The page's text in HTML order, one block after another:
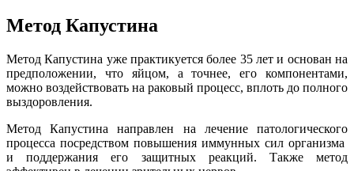
Метод Капустина
Метод Капустина уже практикуется более 35 лет и основан на
предположении, что яйцом, а точнее, его компонентами,
можно воздействовать на раковый процесс, вплоть до полного
выздоровления.
Метод Капустина направлен на лечение патологического
процесса посредством повышения иммунных сил организма
и поддержания его защитных реакций. Также метод